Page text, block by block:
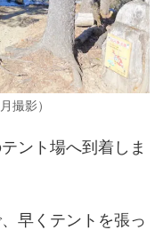
撮影）
ント場へ到着しま
早くテントを張っ